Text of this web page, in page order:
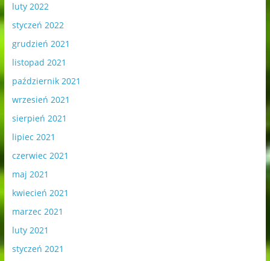
luty 2022
styczeń 2022
grudzień 2021
listopad 2021
październik 2021
wrzesień 2021
sierpień 2021
lipiec 2021
czerwiec 2021
maj 2021
kwiecień 2021
marzec 2021
luty 2021
styczeń 2021